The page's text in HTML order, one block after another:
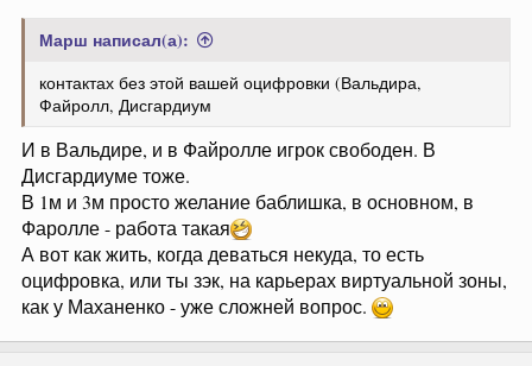
Марш написал(а):
контактах без этой вашей оцифровки (Вальдира,
Файролл, Дисгардиум
И в Вальдире, и в Файролле игрок свободен. В
Дисгардиуме тоже.
В 1м и 3м просто желание баблишка, в основном, в
Фаролле - работа такая
А вот как жить, когда деваться некуда, то есть
оцифровка, или ты зэк, на карьерах виртуальной зоны,
как у Маханенко - уже сложней вопрос.